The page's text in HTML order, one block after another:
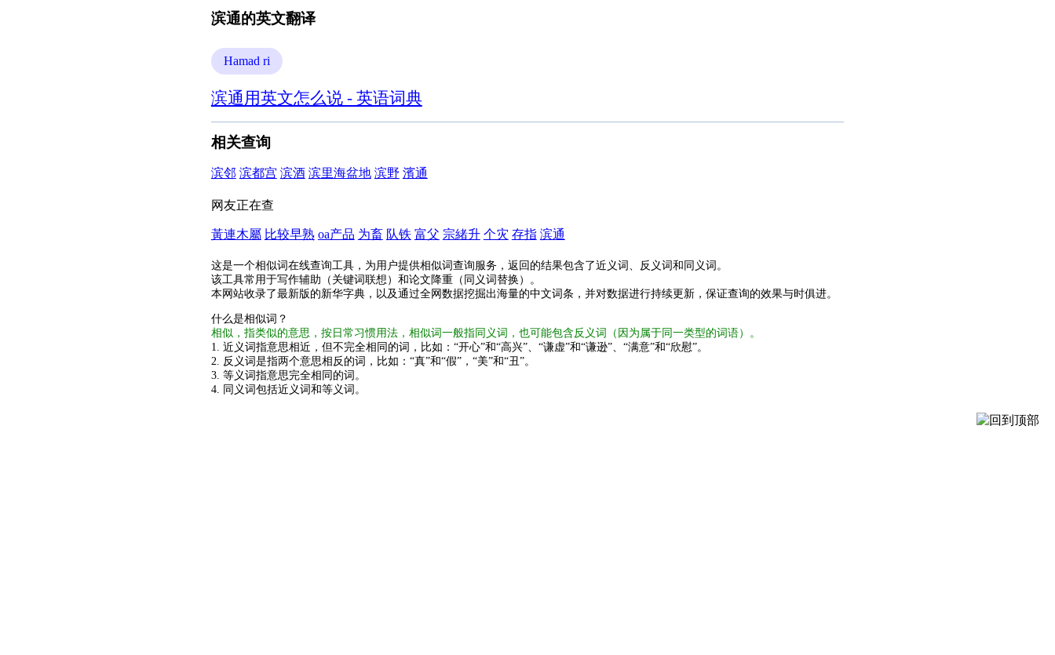
滨通的英文翻译
Hamad ri
滨通用英文怎么说 - 英语词典
相关查询
滨邻 滨都宫 滨酒 滨里海盆地 滨野 濱通
网友正在查
黃連木屬 比较早熟 oa产品 为畜 队铁 富父 宗緒升 个灾 存指 滨通
这是一个相似词在线查询工具，为用户提供相似词查询服务，返回的结果包含了近义词、反义词和同义词。
该工具常用于写作辅助（关键词联想）和论文降重（同义词替换）。
本网站收录了最新版的新华字典，以及通过全网数据挖掘出海量的中文词条，并对数据进行持续更新，保证查询的效果与时俱进。
什么是相似词？
相似，指类似的意思，按日常习惯用法，相似词一般指同义词，也可能包含反义词（因为属于同一类型的词语）。
1. 近义词指意思相近，但不完全相同的词，比如：“开心”和“高兴”、“谦虚”和“谦逊”、“满意”和“欣慰”。
2. 反义词是指两个意思相反的词，比如：“真”和“假”，“美”和“丑”。
3. 等义词指意思完全相同的词。
4. 同义词包括近义词和等义词。